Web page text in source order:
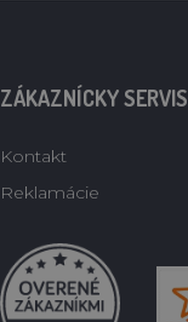
ZÁKAZNÍCKY SERVIS
Kontakt
Reklamácie